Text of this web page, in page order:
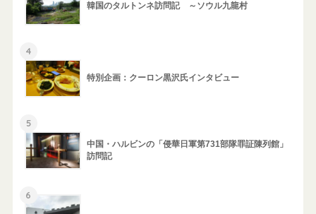
韓国のタルトンネ訪問記 ～ソウル九龍村
4
特別企画：クーロン黒沢氏インタビュー
5
中国・ハルビンの「侵華日軍第731部隊罪証陳列館」
訪問記
6